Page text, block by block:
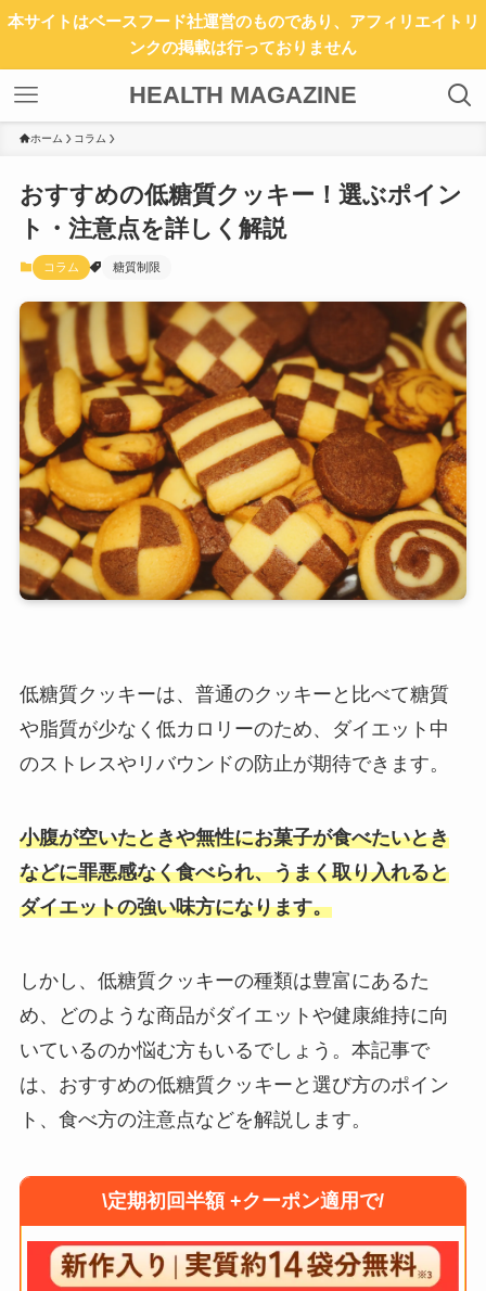
本サイトはベースフード社運営のものであり、アフィリエイトリ
ンクの掲載は行っておりません
HEALTH MAGAZINE
ホーム コラム
おすすめの低糖質クッキー！選ぶポイン
ト・注意点を詳しく解説
コラム 糖質制限
低糖質クッキーは、普通のクッキーと比べて糖質
や脂質が少なく低カロリーのため、ダイエット中
のストレスやリバウンドの防止が期待できます。
小腹が空いたときや無性にお菓子が食べたいとき
などに罪悪感なく食べられ、うまく取り入れると
ダイエットの強い味方になります。
しかし、低糖質クッキーの種類は豊富にあるた
め、どのような商品がダイエットや健康維持に向
いているのか悩む方もいるでしょう。本記事で
は、おすすめの低糖質クッキーと選び方のポイン
ト、食べ方の注意点などを解説します。
\定期初回半額 +クーポン適用で/